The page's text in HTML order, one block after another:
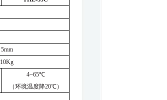
5mm
10Kg
4~65℃
（环境温度降20℃）